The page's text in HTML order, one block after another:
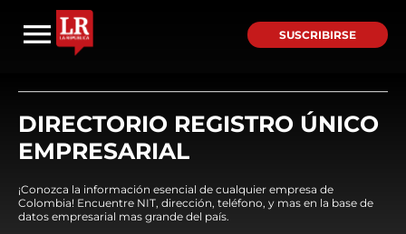
SUSCRIBIRSE
DIRECTORIO REGISTRO ÚNICO
EMPRESARIAL
¡Conozca la información esencial de cualquier empresa de
Colombia! Encuentre NIT, dirección, teléfono, y mas en la base de
datos empresarial mas grande del país.